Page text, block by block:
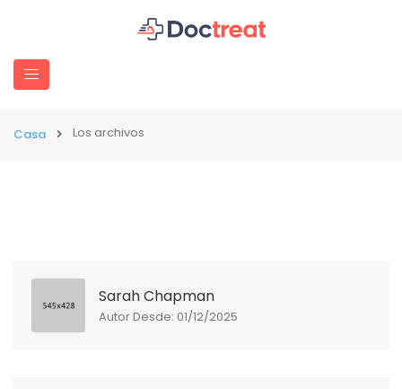
Casa Los archivos
Sarah Chapman
Autor Desde: 01/12/2025